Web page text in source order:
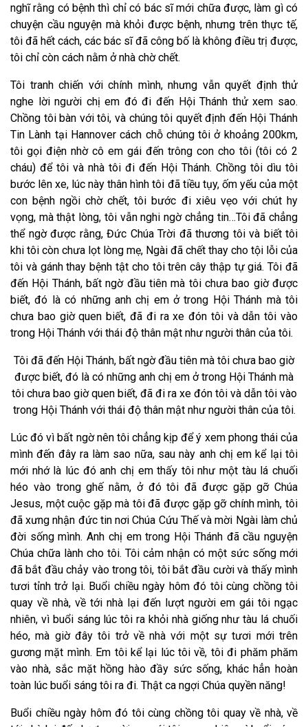
nghĩ rằng có bệnh thì chỉ có bác sĩ mới chữa được, làm gì có
chuyện cầu nguyện mà khỏi được bệnh, nhưng trên thực tế,
tôi đã hết cách, các bác sĩ đã công bố là không điều trị được,
tôi chỉ còn cách nằm ở nhà chờ chết.
Tôi tranh chiến với chính mình, nhưng vẫn quyết định thử
nghe lời người chị em đó đi đến Hội Thánh thử xem sao.
Chồng tôi bàn với tôi, và chúng tôi quyết định đến Hội Thánh
Tin Lành tại Hannover cách chỗ chúng tôi ở khoảng 200km,
tôi gọi điện nhờ cô em gái đến trông con cho tôi (tôi có 2
cháu) để tôi và nhà tôi đi đến Hội Thánh. Chồng tôi dìu tôi
bước lên xe, lúc này thân hình tôi đã tiều tụy, ốm yếu của một
con bệnh ngồi chờ chết, tôi bước đi xiêu vẹo với chút hy
vọng, mà thật lòng, tôi vẫn nghi ngờ chẳng tin…Tôi đã chẳng
thể ngờ được rằng, Đức Chúa Trời đã thương tôi và biết tôi
khi tôi còn chưa lọt lòng mẹ, Ngài đã chết thay cho tội lỗi của
tôi và gánh thay bệnh tật cho tôi trên cây thập tự giá. Tôi đã
đến Hội Thánh, bất ngờ đầu tiên mà tôi chưa bao giờ được
biết, đó là có những anh chị em ở trong Hội Thánh mà tôi
chưa bao giờ quen biết, đã đi ra xe đón tôi và dẫn tôi vào
trong Hội Thánh với thái độ thân mật như người thân của tôi.
Tôi đã đến Hội Thánh, bất ngờ đầu tiên mà tôi chưa bao giờ
được biết, đó là có những anh chị em ở trong Hội Thánh mà
tôi chưa bao giờ quen biết, đã đi ra xe đón tôi và dẫn tôi vào
trong Hội Thánh với thái độ thân mật như người thân của tôi.
Lúc đó vì bất ngờ nên tôi chẳng kịp để ý xem phong thái của
mình đến đây ra làm sao nữa, sau này anh chị em kể lại tôi
mới nhớ là lúc đó anh chị em thấy tôi như một tàu lá chuối
héo vào trong ghế nằm, ở đó tôi đã được gặp gỡ Chúa
Jesus, một cuộc gặp mà tôi đã được gặp gỡ chính mình, tôi
đã xưng nhận đức tin nơi Chúa Cứu Thế và mời Ngài làm chủ
đời sống mình. Anh chị em trong Hội Thánh đã cầu nguyện
Chúa chữa lành cho tôi. Tôi cảm nhận có một sức sống mới
đã bắt đầu chảy vào trong tôi, tôi bắt đầu cười và thấy mình
tươi tỉnh trở lại. Buổi chiều ngày hôm đó tôi cùng chồng tôi
quay về nhà, về tới nhà lại đến lượt người em gái tôi ngạc
nhiên, vì buổi sáng lúc tôi ra khỏi nhà giống như tàu lá chuối
héo, mà giờ đây tôi trở về nhà với một sự tươi mới trên
gương mặt mình. Em tôi kể lại lúc tôi về, tôi đi phăm phăm
vào nhà, sắc mặt hồng hào đầy sức sống, khác hẳn hoàn
toàn lúc buổi sáng tôi ra đi. Thật ca ngợi Chúa quyền năng!
Buổi chiều ngày hôm đó tôi cùng chồng tôi quay về nhà, về